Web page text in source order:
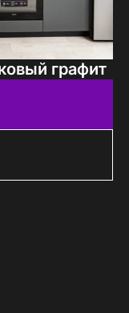
графит